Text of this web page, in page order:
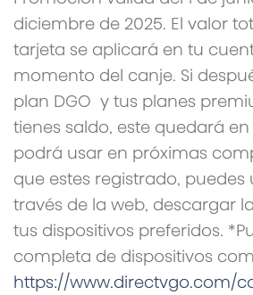
diciembre de 2025. El valor
tarjeta se aplicará en tu
momento del canje. Si
plan DGO y tus planes
tienes saldo, este quedará
podrá usar en próximas
que estes registrado, puedes
través de la web, descargar
tus dispositivos preferidos.
completa de dispositivos
https://www.directvgo.com/